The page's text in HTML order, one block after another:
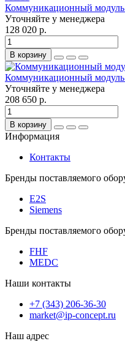
Коммуникационный
Уточняйте у менеджера
128 020 р.
В корзину
Коммуникационный
Уточняйте у менеджера
208 650 р.
В корзину
Информация
Контакты
Бренды поставляемого
E2S
Siemens
Бренды поставляемого
FHF
MEDC
Наши контакты
+7 (343) 206-36-30
market@ip-concept.ru
Наш адрес